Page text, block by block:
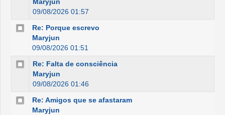
09/08/2026 01:57
Re: Porque escrevo
Maryjun
09/08/2026 01:51
Re: Falta de consciência
Maryjun
09/08/2026 01:46
Re: Amigos que se afastaram
Maryjun